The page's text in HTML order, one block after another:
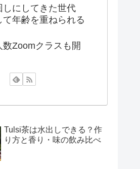
しにしてきた世代
て年齢を重ねられる
数Zoomクラスも開
Tulsi茶は水出しできる？作
り方と香り・味の飲み比べ